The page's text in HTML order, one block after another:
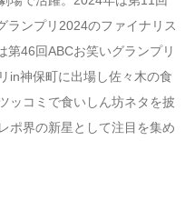
ランプリ2024のファイナリス
第46回ABCお笑いグランプリ
in神保町に出場し佐々⽊の⾷
ッコミで⾷いしん坊ネタを披
ポ界の新星として注⽬を集め